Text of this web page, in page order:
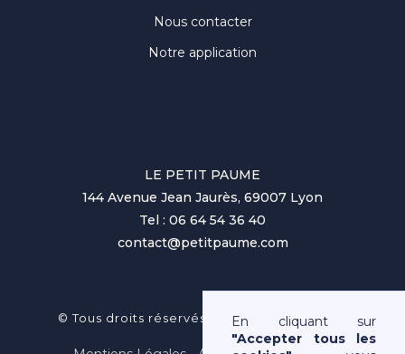
Nous contacter
Notre application
LE PETIT PAUME
144 Avenue Jean Jaurès, 69007 Lyon
Tel : 06 64 54 36 40
contact@petitpaume.com
© Tous droits réservés au Petit Paumé 2025
En cliquant sur
"Accepter tous les